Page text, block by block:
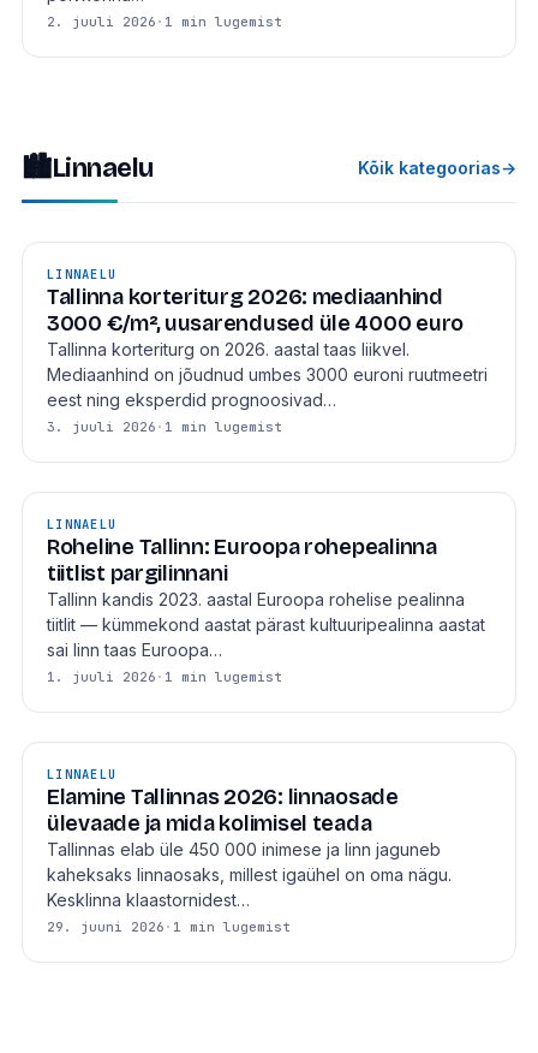
2. juuli 2026 · 1 min lugemist
🏙Linnaelu Kõik kategoorias→
LINNAELU
Tallinna korteriturg 2026: mediaanhind
3000 €/m², uusarendused üle 4000 euro
Tallinna korteriturg on 2026. aastal taas liikvel.
Mediaanhind on jõudnud umbes 3000 euroni ruutmeetri
eest ning eksperdid prognoosivad…
3. juuli 2026 · 1 min lugemist
LINNAELU
Roheline Tallinn: Euroopa rohepealinna
tiitlist pargilinnani
Tallinn kandis 2023. aastal Euroopa rohelise pealinna
tiitlit — kümmekond aastat pärast kultuuripealinna aastat
sai linn taas Euroopa…
1. juuli 2026 · 1 min lugemist
LINNAELU
Elamine Tallinnas 2026: linnaosade
ülevaade ja mida kolimisel teada
Tallinnas elab üle 450 000 inimese ja linn jaguneb
kaheksaks linnaosaks, millest igaühel on oma nägu.
Kesklinna klaastornidest…
29. juuni 2026 · 1 min lugemist